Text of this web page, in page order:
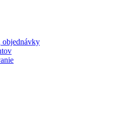
objednávky